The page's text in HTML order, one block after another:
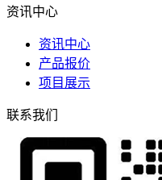
资讯中心
资讯中心
产品报价
项目展示
联系我们